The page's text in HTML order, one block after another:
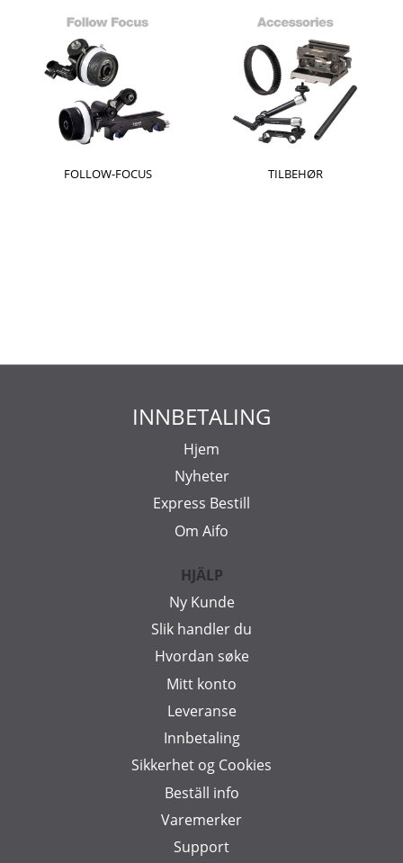
FOLLOW-FOCUS TILBEHØR
INNBETALING
Hjem
Nyheter
Express Bestill
Om Aifo
HJÄLP
Ny Kunde
Slik handler du
Hvordan søke
Mitt konto
Leveranse
Innbetaling
Sikkerhet og Cookies
Beställ info
Varemerker
Support